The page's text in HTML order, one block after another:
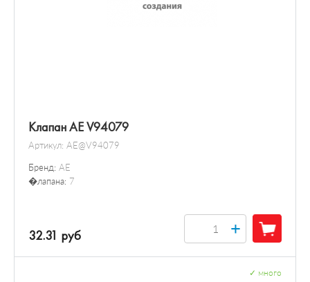
Клапан AE V94079
Артикул: AE@V94079
Бренд: AE
�лапана: 7
32.31 руб +
много